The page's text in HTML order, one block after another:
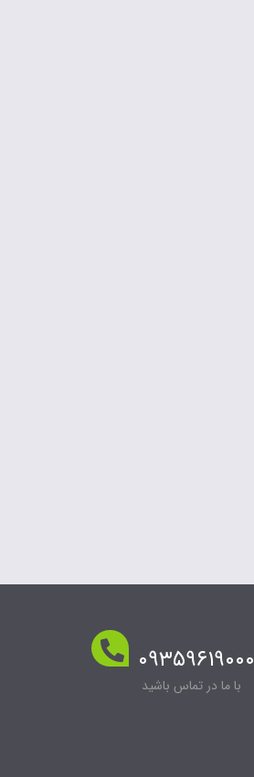
۰۹۳۵۹۶۱۹۰۰۰
با ما در تماس باشید